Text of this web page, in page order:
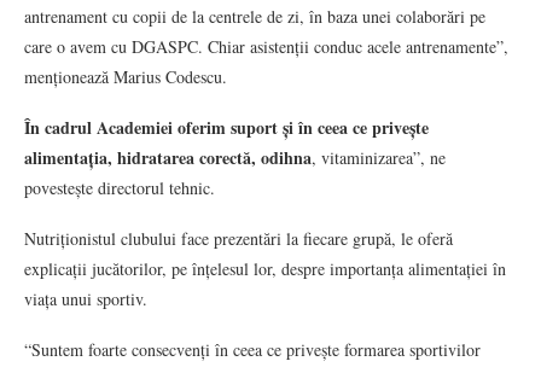
antrenament cu copii de la centrele de zi, în baza unei colaborări pe
care o avem cu DGASPC. Chiar asistenții conduc acele antrenamente”,
menționează Marius Codescu.
În cadrul Academiei oferim suport și în ceea ce privește
alimentația, hidratarea corectă, odihna, vitaminizarea”, ne
povestește directorul tehnic.
Nutriționistul clubului face prezentări la fiecare grupă, le oferă
explicații jucătorilor, pe înțelesul lor, despre importanța alimentației în
viața unui sportiv.
“Suntem foarte consecvenți în ceea ce privește formarea sportivilor